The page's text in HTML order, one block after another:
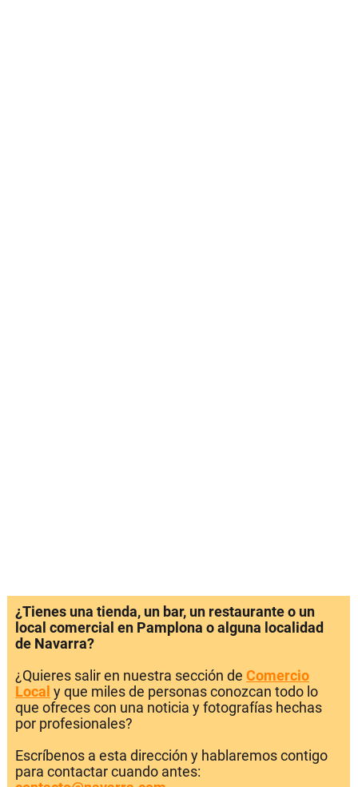
¿Tienes una tienda, un bar, un restaurante o un
local comercial en Pamplona o alguna localidad
de Navarra?
¿Quieres salir en nuestra sección de Comercio
Local y que miles de personas conozcan todo lo
que ofreces con una noticia y fotografías hechas
por profesionales?
Escríbenos a esta dirección y hablaremos contigo
para contactar cuando antes: